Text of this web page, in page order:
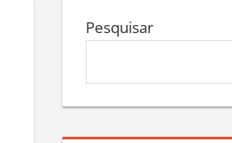
Pesquisar